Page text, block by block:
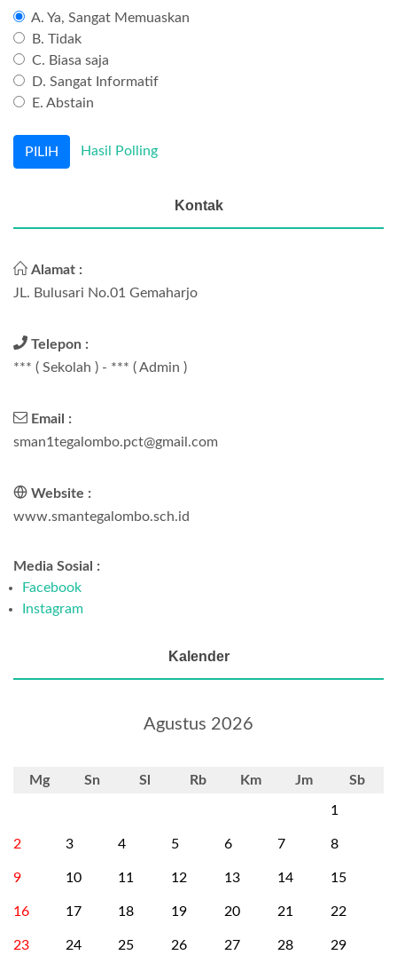
A. Ya, Sangat Memuaskan
B. Tidak
C. Biasa saja
D. Sangat Informatif
E. Abstain
Hasil Polling
Kontak
Alamat :
JL. Bulusari No.01 Gemaharjo
Telepon :
*** ( Sekolah ) - *** ( Admin )
Email :
sman1tegalombo.pct@gmail.com
Website :
www.smantegalombo.sch.id
Media Sosial :
Facebook
Instagram
Kalender
Agustus 2026
Mg Sn Sl Rb Km Jm Sb
1
2 3 4 5 6 7 8
9 10 11 12 13 14 15
16 17 18 19 20 21 22
23 24 25 26 27 28 29